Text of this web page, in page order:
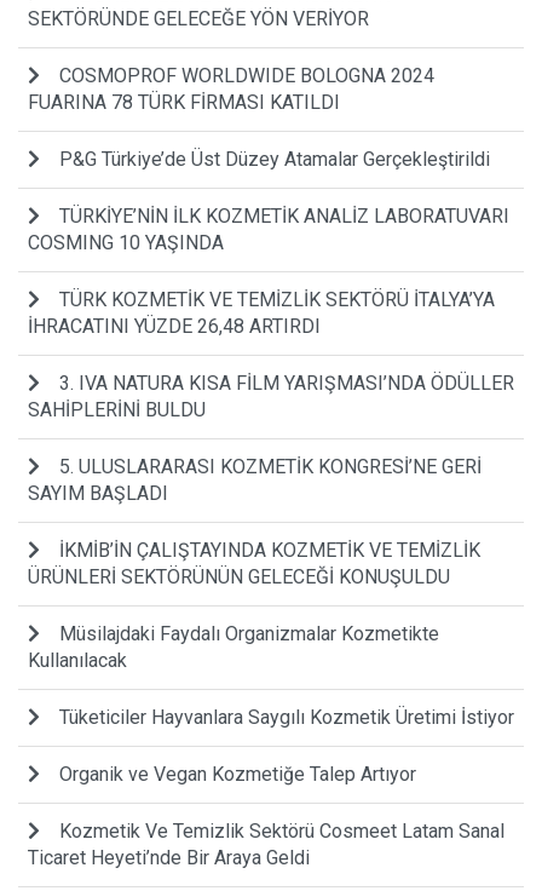
SEKTÖRÜNDE GELECEĞE YÖN VERİYOR
COSMOPROF WORLDWIDE BOLOGNA 2024
FUARINA 78 TÜRK FİRMASI KATILDI
P&G Türkiye’de Üst Düzey Atamalar Gerçekleştirildi
TÜRKİYE’NİN İLK KOZMETİK ANALİZ LABORATUVARI
COSMING 10 YAŞINDA
TÜRK KOZMETİK VE TEMİZLİK SEKTÖRÜ İTALYA’YA
İHRACATINI YÜZDE 26,48 ARTIRDI
3. IVA NATURA KISA FİLM YARIŞMASI’NDA ÖDÜLLER
SAHİPLERİNİ BULDU
5. ULUSLARARASI KOZMETİK KONGRESİ’NE GERİ
SAYIM BAŞLADI
İKMİB’İN ÇALIŞTAYINDA KOZMETİK VE TEMİZLİK
ÜRÜNLERİ SEKTÖRÜNÜN GELECEĞİ KONUŞULDU
Müsilajdaki Faydalı Organizmalar Kozmetikte
Kullanılacak
Tüketiciler Hayvanlara Saygılı Kozmetik Üretimi İstiyor
Organik ve Vegan Kozmetiğe Talep Artıyor
Kozmetik Ve Temizlik Sektörü Cosmeet Latam Sanal
Ticaret Heyeti’nde Bir Araya Geldi